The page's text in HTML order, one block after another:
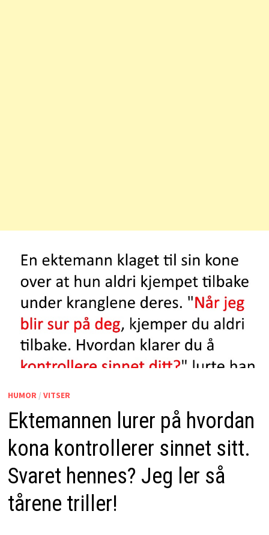
HUMOR/ VITSER
Ektemannen lurer på hvordan
kona kontrollerer sinnet sitt.
Svaret hennes? Jeg ler så
tårene triller!